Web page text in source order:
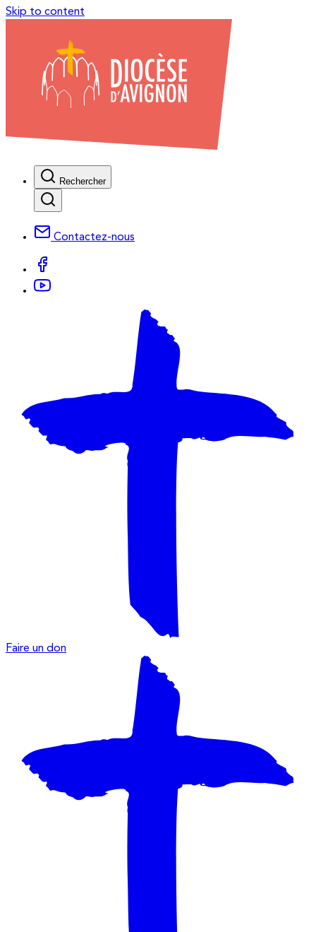
Skip to content
Rechercher
Contactez-nous
Faire un don